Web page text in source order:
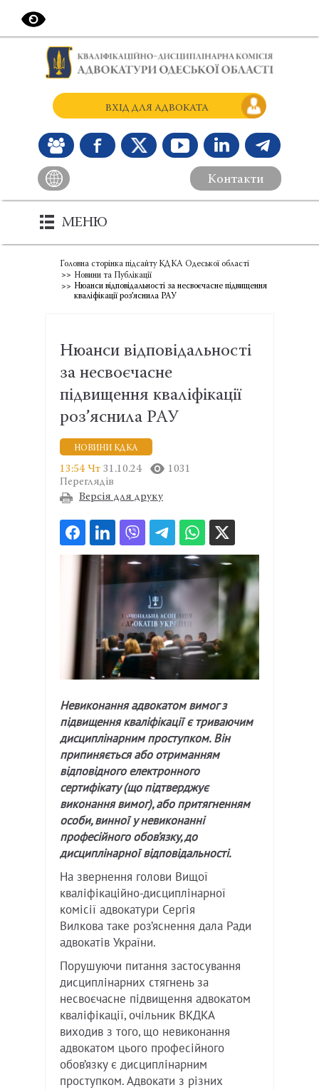
Контакти
ВХІД ДЛЯ АДВОКАТА
МЕНЮ
Головна сторінка підсайту КДКА Одеської області
Новини та Публікації
Нюанси відповідальності за несвоєчасне підвищення
кваліфікації роз’яснила РАУ
Нюанси відповідальності
за несвоєчасне
підвищення кваліфікації
роз’яснила РАУ
НОВИНИ КДКА
13:54 Чт 31.10.24
1031
Переглядів
Версія для друку
Невиконання адвокатом вимог з
підвищення кваліфікації є триваючим
дисциплінарним проступком. Він
припиняється або отриманням
відповідного електронного
сертифікату (що підтверджує
виконання вимог), або притягненням
особи, винної у невиконанні
професійного обов’язку, до
дисциплінарної відповідальності.
На звернення голови Вищої
кваліфікаційно-дисциплінарної
комісії адвокатури Сергія
Вилкова таке роз’яснення дала Ради
адвокатів України.
Порушуючи питання застосування
дисциплінарних стягнень за
несвоєчасне підвищення адвокатом
кваліфікації, очільник ВКДКА
виходив з того, що невиконання
адвокатом цього професійного
обов’язку є дисциплінарним
проступком. Адвокати з різних